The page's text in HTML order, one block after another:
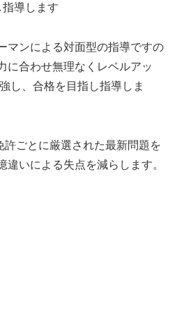
導します
マンによる対面型の指導ですの
に合わせ無理なくレベルアッ
し、合格を目指し指導しま
許ごとに厳選された最新問題を
いによる失点を減らします。